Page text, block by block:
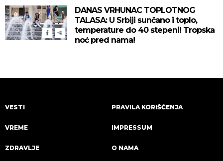
DANAS VRHUNAC TOPLOTNOG
TALASA: U Srbiji sunčano i toplo,
temperature do 40 stepeni! Tropska
noć pred nama!
VESTI
VREME
ZDRAVLJE
PRAVILA KORIŠĆENJA
IMPRESSUM
O NAMA